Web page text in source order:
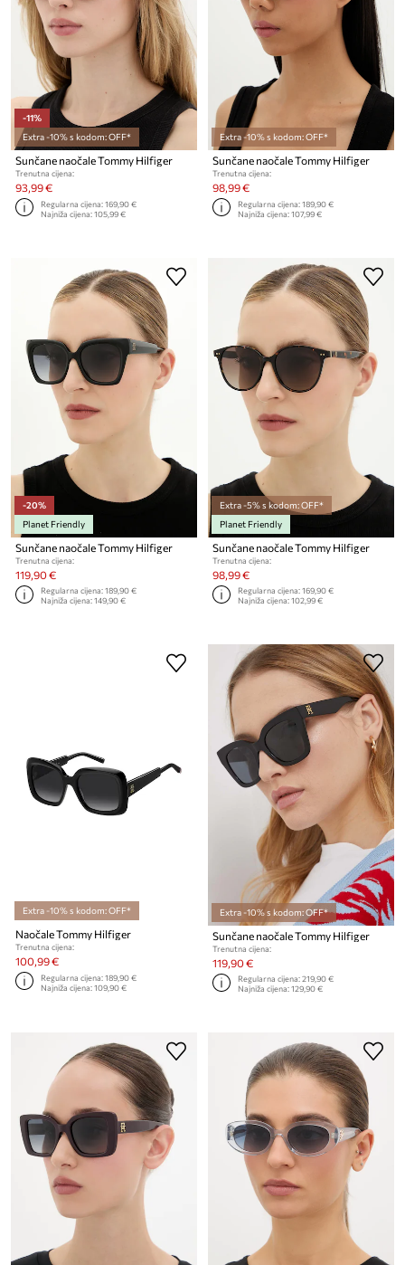
-11%
Extra -10% s kodom: OFF*
Sunčane naočale Tommy Hilfiger
Trenutna cijena:
93,99 €
Regularna cijena:169,90 €
Najniža cijena:105,99 €
Extra -10% s kodom: OFF*
Sunčane naočale Tommy Hilfiger
Trenutna cijena:
98,99 €
Regularna cijena:189,90 €
Najniža cijena:107,99 €
-20%
Planet Friendly
Sunčane naočale Tommy Hilfiger
Trenutna cijena:
119,90 €
Regularna cijena:189,90 €
Najniža cijena:149,90 €
Extra -5% s kodom: OFF*
Planet Friendly
Sunčane naočale Tommy Hilfiger
Trenutna cijena:
98,99 €
Regularna cijena:169,90 €
Najniža cijena:102,99 €
Extra -10% s kodom: OFF*
Naočale Tommy Hilfiger
Trenutna cijena:
100,99 €
Regularna cijena:189,90 €
Najniža cijena:109,90 €
Extra -10% s kodom: OFF*
Sunčane naočale Tommy Hilfiger
Trenutna cijena:
119,90 €
Regularna cijena:219,90 €
Najniža cijena:129,90 €